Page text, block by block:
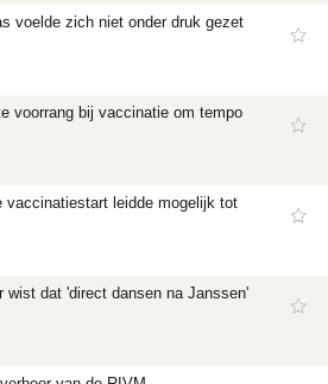
voelde zich niet onder druk gezet
voorrang bij vaccinatie om tempo
vaccinatiestart leidde mogelijk tot
wist dat 'direct dansen na Janssen'